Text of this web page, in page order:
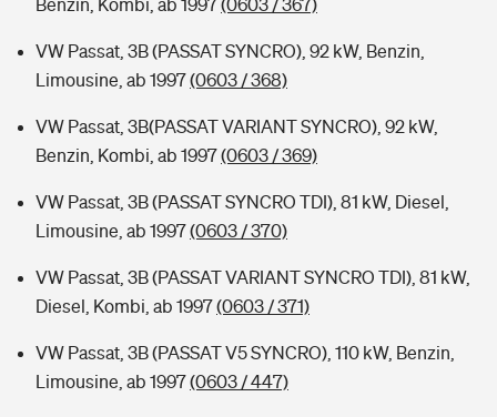
Benzin, Kombi, ab 1997(0603 / 367)
VW Passat, 3B (PASSAT SYNCRO), 92 kW, Benzin,
Limousine, ab 1997(0603 / 368)
VW Passat, 3B(PASSAT VARIANT SYNCRO), 92 kW,
Benzin, Kombi, ab 1997(0603 / 369)
VW Passat, 3B (PASSAT SYNCRO TDI), 81 kW, Diesel,
Limousine, ab 1997(0603 / 370)
VW Passat, 3B (PASSAT VARIANT SYNCRO TDI), 81 kW,
Diesel, Kombi, ab 1997(0603 / 371)
VW Passat, 3B (PASSAT V5 SYNCRO), 110 kW, Benzin,
Limousine, ab 1997(0603 / 447)